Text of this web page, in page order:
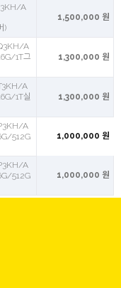
A
)
1,500,000 원
A
1T그
1,300,000 원
A
1T실
1,300,000 원
A
512G
1,000,000 원
A
512G
1,000,000 원